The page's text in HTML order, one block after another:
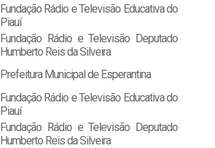
Fundação Rádio e Televisão Educativa do
Piauí
Fundação Rádio e Televisão Deputado
Humberto Reis da Silveira
Prefeitura Municipal de Esperantina
Fundação Rádio e Televisão Educativa do
Piauí
Fundação Rádio e Televisão Deputado
Humberto Reis da Silveira